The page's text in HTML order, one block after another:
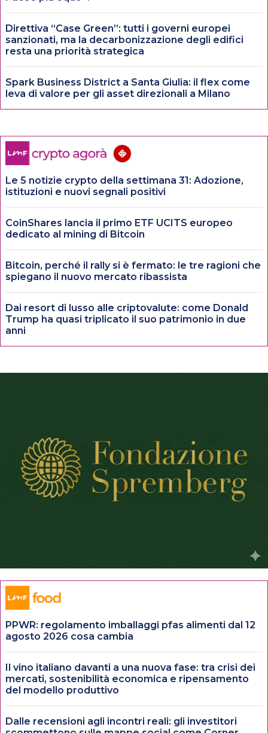
Direttiva “Case Green”: tutti i governi europei
sanzionati, ma la decarbonizzazione degli edifici
resta una priorità strategica
Spark Business District a Santa Giulia: il flex come
leva di valore per gli asset direzionali a Milano
Le 5 notizie crypto della settimana 31: Adozione,
istituzioni e nuovi segnali positivi
CoinShares lancia il primo ETF UCITS europeo
dedicato al mining di Bitcoin
Bitcoin, perché il rally si è fermato: le tre ragioni che
spiegano il nuovo mercato ribassista
Dai resort di lusso alle criptovalute: come Donald
Trump ha quasi triplicato il suo patrimonio in due
anni
PPWR: regolamento imballaggi pfas alimenti dal 12
agosto 2026 cosa cambia
Il vino italiano davanti a una nuova fase: tra crisi dei
mercati, sostenibilità economica e ripensamento
del modello produttivo
Dalle recensioni agli incontri reali: gli investitori